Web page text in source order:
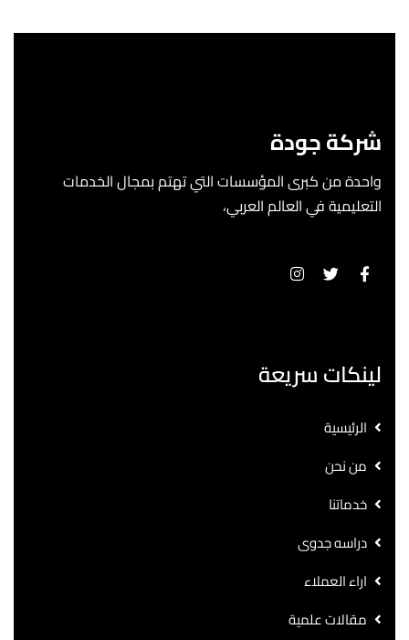
شركة جودة
واحدة من كبرى المؤسسات التي تهتم بمجال الخدمات
التعليمية في العالم العربي،
لينكات سريعة
الرئيسية
من نحن
خدماتنا
دراسه جدوى
اراء العملاء
مقالات علمية